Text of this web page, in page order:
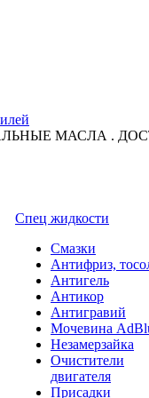
МАСЛА .
Спец жидкости
Смазки
Антифриз,
Антигель
Антикор
Антигравий
Мочевина
Незамерзайка
Очистители
двигателя
Присадки